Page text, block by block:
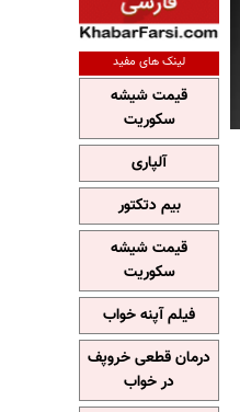
لینک های مفید
قیمت شیشه
سکوریت
آلپاری
بیم دتکتور
قیمت شیشه
سکوریت
فیلم آپنه خواب
درمان قطعی خروپف
در خواب